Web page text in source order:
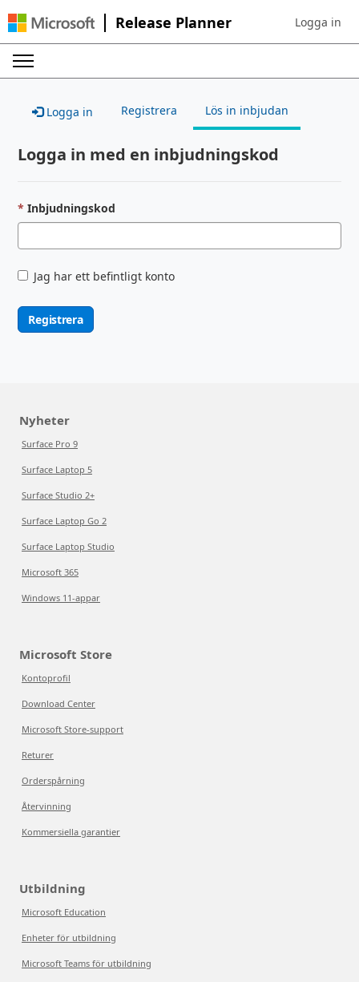
Release Planner Sign in to
Logga in
Logga in Registrera Lös in inbjudan
Logga in med en inbjudningskod
Inbjudningskod
Jag har ett befintligt konto
Registrera
Nyheter
Surface Pro 9
Surface Laptop 5
Surface Studio 2+
Surface Laptop Go 2
Surface Laptop Studio
Microsoft 365
Windows 11-appar
Microsoft Store
Kontoprofil
Download Center
Microsoft Store-support
Returer
Orderspårning
Återvinning
Kommersiella garantier
Utbildning
Microsoft Education
Enheter för utbildning
Microsoft Teams för utbildning